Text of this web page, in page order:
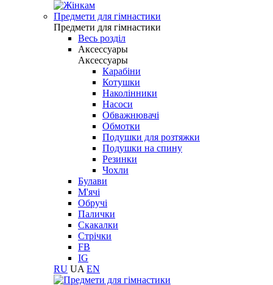
Предмети для гімнастики
Предмети для гімнастики
Весь розділ
Аксессуары
Аксессуары
Карабіни
Котушки
Наколінники
Насоси
Обважнювачі
Обмотки
Подушки для розтяжки
Подушки на спину
Резинки
Чохли
Булави
М'ячі
Обручі
Палички
Скакалки
Стрічки
FB
IG
RU UA EN